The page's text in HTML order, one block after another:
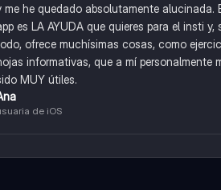
me he quedado absolutamente alucinada.
es LA AYUDA que quieres para el insti y,
ofrece muchísimas cosas, como
informativas, que a mí personalmente
MUY útiles.
de iOS